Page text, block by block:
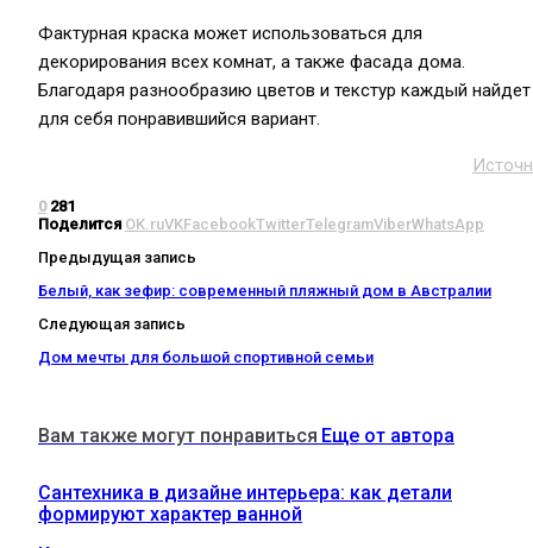
Фактурная краска может использоваться для
декорирования всех комнат, а также фасада дома.
Благодаря разнообразию цветов и текстур каждый найдет
для себя понравившийся вариант.
0 281
Поделится OK.ruVKFacebookTwitterTelegramViberWhatsApp
Предыдущая запись
Белый, как зефир: современный пляжный дом в Австралии
Следующая запись
Дом мечты для большой спортивной семьи
Вам также могут понравиться Еще от автора
Сантехника в дизайне интерьера: как детали
формируют характер ванной